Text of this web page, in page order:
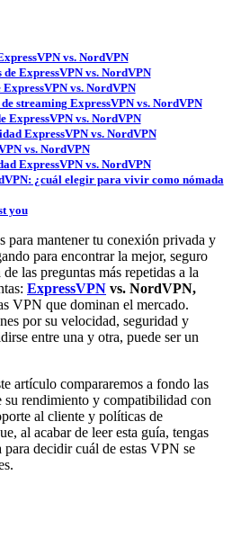
vs. NordVPN
ExpressVPN vs. NordVPN
vs. NordVPN
streaming ExpressVPN vs. NordVPN
ExpressVPN vs. NordVPN
ExpressVPN vs. NordVPN
vs. NordVPN
ExpressVPN vs. NordVPN
¿cuál elegir para vivir como nómada
you
para mantener tu conexión privada y
para encontrar la mejor, seguro
las preguntas más repetidas a la
ExpressVPN vs. NordVPN,
VPN que dominan el mercado.
por su velocidad, seguridad y
entre una y otra, puede ser un
artículo compararemos a fondo las
su rendimiento y compatibilidad con
al cliente y políticas de
al acabar de leer esta guía, tengas
decidir cuál de estas VPN se